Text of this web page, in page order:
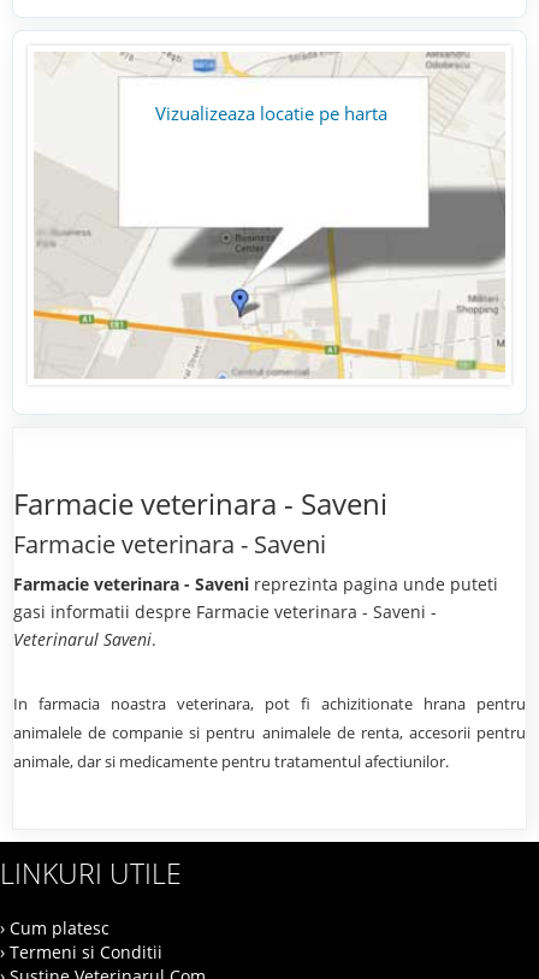
Vizualizeaza locatie pe harta
Farmacie veterinara - Saveni
Farmacie veterinara - Saveni
Farmacie veterinara - Saveni reprezinta pagina unde puteti
gasi informatii despre Farmacie veterinara - Saveni -
Veterinarul Saveni.
In farmacia noastra veterinara, pot fi achizitionate hrana pentru
animalele de companie si pentru animalele de renta, accesorii pentru
animale, dar si medicamente pentru tratamentul afectiunilor.
LINKURI UTILE
› Cum platesc
› Termeni si Conditii